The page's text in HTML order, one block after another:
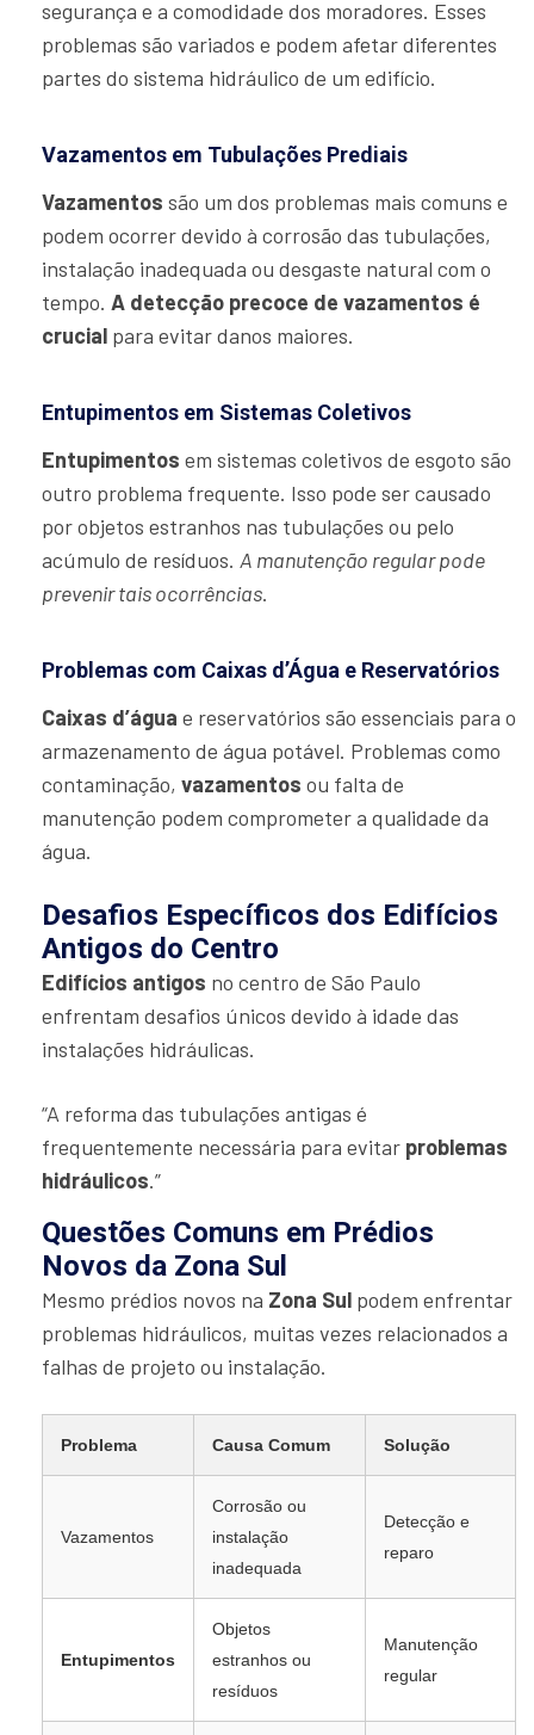
segurança e a comodidade dos moradores. Esses
problemas são variados e podem afetar diferentes
partes do sistema hidráulico de um edifício.
Vazamentos em Tubulações Prediais
Vazamentos são um dos problemas mais comuns e
podem ocorrer devido à corrosão das tubulações,
instalação inadequada ou desgaste natural com o
tempo. A detecção precoce de vazamentos é
crucial para evitar danos maiores.
Entupimentos em Sistemas Coletivos
Entupimentos em sistemas coletivos de esgoto são
outro problema frequente. Isso pode ser causado
por objetos estranhos nas tubulações ou pelo
acúmulo de resíduos. A manutenção regular pode
prevenir tais ocorrências.
Problemas com Caixas d’Água e Reservatórios
Caixas d’água e reservatórios são essenciais para o
armazenamento de água potável. Problemas como
contaminação, vazamentos ou falta de
manutenção podem comprometer a qualidade da
água.
Desafios Específicos dos Edifícios
Antigos do Centro
Edifícios antigos no centro de São Paulo
enfrentam desafios únicos devido à idade das
instalações hidráulicas.
“A reforma das tubulações antigas é
frequentemente necessária para evitar problemas
hidráulicos.”
Questões Comuns em Prédios
Novos da Zona Sul
Mesmo prédios novos na Zona Sul podem enfrentar
problemas hidráulicos, muitas vezes relacionados a
falhas de projeto ou instalação.
Problema Causa Comum Solução
Vazamentos
Corrosão ou
instalação
inadequada
Detecção e
reparo
Entupimentos
Objetos
estranhos ou
resíduos
Manutenção
regular